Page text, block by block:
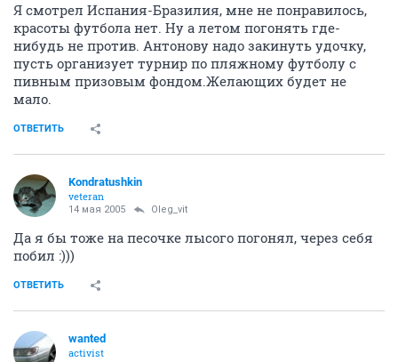
Я смотрел Испания-Бразилия, мне не понравилось,
красоты футбола нет. Ну а летом погонять где-
нибудь не против. Антонову надо закинуть удочку,
пусть организует турнир по пляжному футболу с
пивным призовым фондом.Желающих будет не
мало.
ОТВЕТИТЬ
Kondratushkin
veteran
14 мая 2005 Oleg_vit
Да я бы тоже на песочке лысого погонял, через себя
побил :)))
ОТВЕТИТЬ
wanted
activist